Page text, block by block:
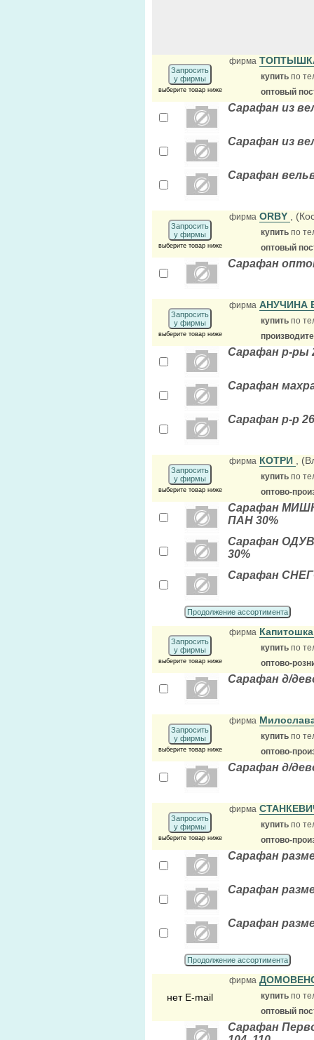
Запросить
у фирмы
выберите товар ниже
фирма
купить по
оптовый
Сарафан из
Сарафан из
Сарафан
Запросить
у фирмы
выберите товар ниже
фирма ORBY ,
купить по
оптовый
Сарафан
Запросить
у фирмы
выберите товар ниже
фирма АНУЧИНА
купить по
Сарафан р-ры
Сарафан
Сарафан р-р
Запросить
у фирмы
выберите товар ниже
фирма КОТРИ ,
купить по
оптово-
Сарафан
ПАН 30%
Сарафан
30%
Сарафан
Продолжение ассортимента
Запросить
у фирмы
выберите товар ниже
фирма
купить по
оптово-
Сарафан д/
Запросить
у фирмы
выберите товар ниже
фирма
купить по
оптово-
Сарафан д/
Запросить
у фирмы
выберите товар ниже
фирма
купить по
оптово-
Сарафан
Сарафан
Сарафан
Продолжение ассортимента
нет E-mail
фирма
купить по
оптовый
Сарафан